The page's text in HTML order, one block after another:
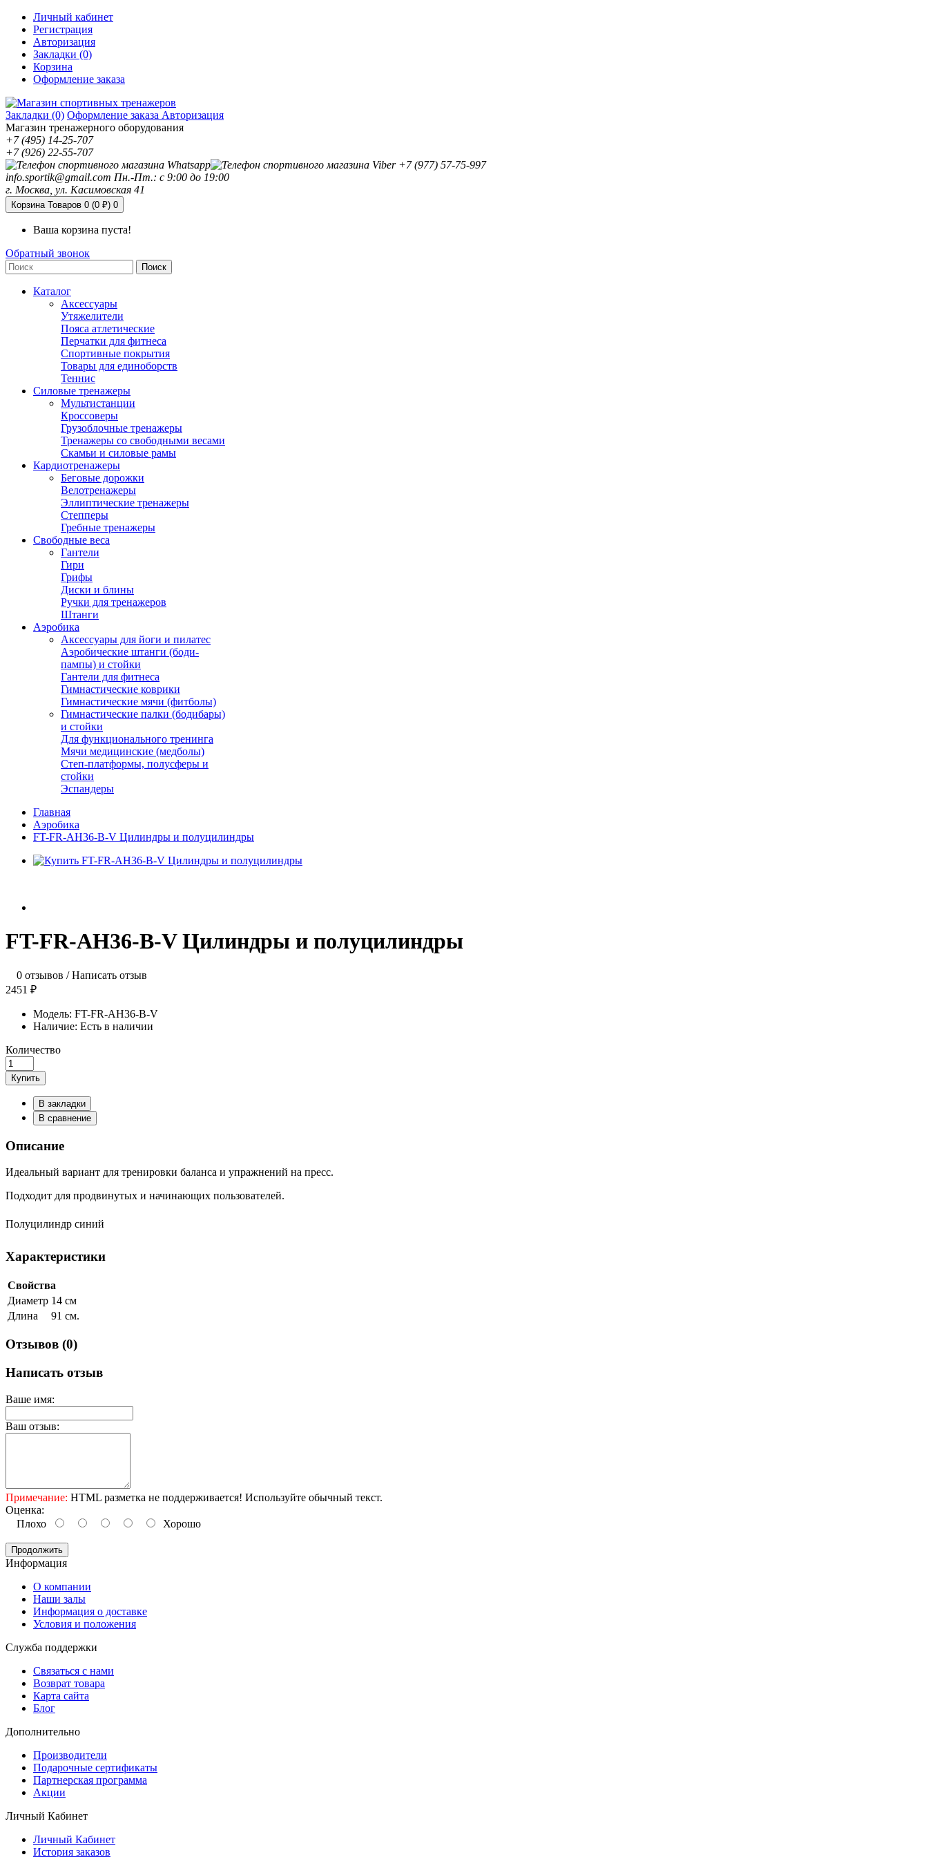
Личный кабинет
Регистрация
Авторизация
Закладки (0)
Корзина
Оформление заказа
Закладки (0) Оформление заказа Авторизация
Магазин тренажерного оборудования
+7 (495) 14-25-707
+7 (926) 22-55-707
+7 (977) 57-75-997
info.sportik@gmail.com Пн.-Пт.: с 9:00 до 19:00
г. Москва, ул. Касимовская 41
Корзина Товаров 0 (0 ₽) 0
Ваша корзина пуста!
Обратный звонок
Поиск
Каталог
Аксессуары
Утяжелители
Пояса атлетические
Перчатки для фитнеса
Спортивные покрытия
Товары для единоборств
Теннис
Силовые тренажеры
Мультистанции
Кроссоверы
Грузоблочные тренажеры
Тренажеры со свободными весами
Скамьи и силовые рамы
Кардиотренажеры
Беговые дорожки
Велотренажеры
Эллиптические тренажеры
Степперы
Гребные тренажеры
Свободные веса
Гантели
Гири
Грифы
Диски и блины
Ручки для тренажеров
Штанги
Аэробика
Аксессуары для йоги и пилатес
Аэробические штанги (боди-
пампы) и стойки
Гантели для фитнеса
Гимнастические коврики
Гимнастические мячи (фитболы)
Гимнастические палки (бодибары)
и стойки
Для функционального тренинга
Мячи медицинские (медболы)
Степ-платформы, полусферы и
стойки
Эспандеры
Главная
Аэробика
FT-FR-AH36-B-V Цилиндры и полуцилиндры
FT-FR-AH36-B-V Цилиндры и полуцилиндры
0 отзывов /Написать отзыв
2451 ₽
Модель: FT-FR-AH36-B-V
Наличие: Есть в наличии
Количество
Купить
В закладки
В сравнение
Описание
Идеальный вариант для тренировки баланса и упражнений на пресс.
Подходит для продвинутых и начинающих пользователей.
Полуцилиндр синий
Характеристики
Свойства
Диаметр 14 см
Длина
91 см.
Отзывов (0)
Написать отзыв
Ваше имя:
Ваш отзыв:
Примечание: HTML разметка не поддерживается! Используйте обычный текст.
Оценка:
Плохо
Хорошо
Продолжить
Информация
O компании
Наши залы
Информация о доставке
Условия и положения
Служба поддержки
Связаться с нами
Возврат товара
Карта сайта
Блог
Дополнительно
Производители
Подарочные сертификаты
Партнерская программа
Акции
Личный Кабинет
Личный Кабинет
История заказов